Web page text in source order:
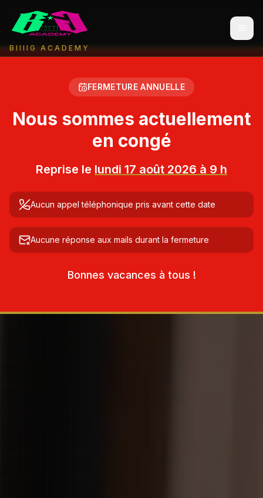
BIIIIG ACADEMY
FERMETURE ANNUELLE
Nous sommes actuellement
en congé
Reprise le lundi 17 août 2026 à 9 h
Aucun appel téléphonique pris avant cette date
Aucune réponse aux mails durant la fermeture
Bonnes vacances à tous !